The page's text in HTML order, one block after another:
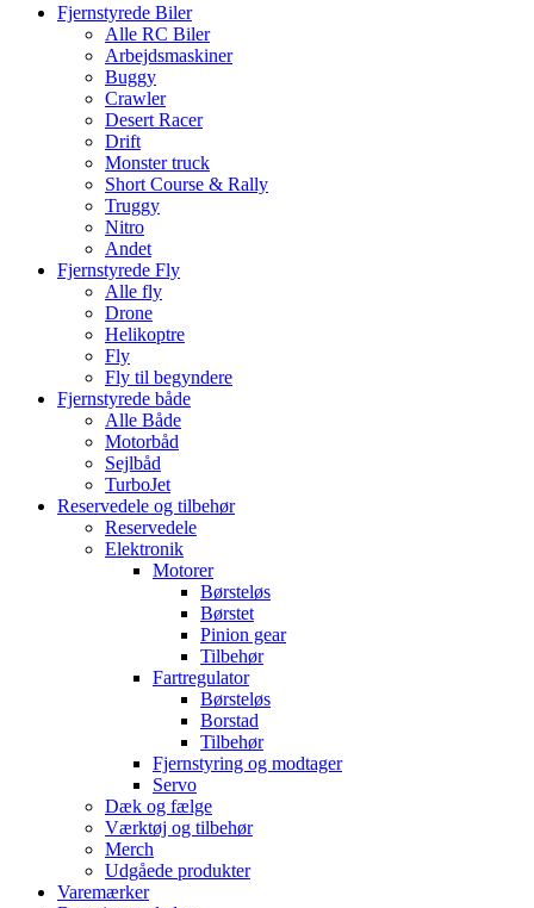
Fjernstyrede Biler
Alle RC Biler
Arbejdsmaskiner
Buggy
Crawler
Desert Racer
Drift
Monster truck
Short Course & Rally
Truggy
Nitro
Andet
Fjernstyrede Fly
Alle fly
Drone
Helikoptre
Fly
Fly til begyndere
Fjernstyrede både
Alle Både
Motorbåd
Sejlbåd
TurboJet
Reservedele og tilbehør
Reservedele
Elektronik
Motorer
Børsteløs
Børstet
Pinion gear
Tilbehør
Fartregulator
Børsteløs
Borstad
Tilbehør
Fjernstyring og modtager
Servo
Dæk og fælge
Værktøj og tilbehør
Merch
Udgåede produkter
Varemærker